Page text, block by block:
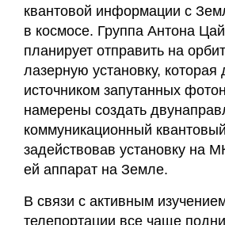
квантовой информации с
в космосе. Группа Антона
планирует отправить на
лазерную установку, которая
источником запутанных
намерены создать
коммуникационный
задействовав установку на
ей аппарат на Земле.
В связи с активным
телепортации все чаще